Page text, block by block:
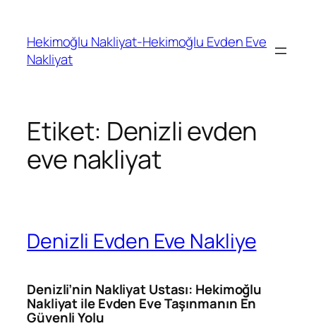
Hekimoğlu Nakliyat-Hekimoğlu Evden Eve
Nakliyat
Etiket: Denizli evden
eve nakliyat
Denizli Evden Eve Nakliye
Denizli’nin Nakliyat Ustası: Hekimoğlu
Nakliyat ile Evden Eve Taşınmanın En
Güvenli Yolu